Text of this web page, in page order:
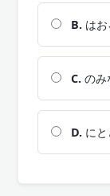
B. は
C. のみ
D. に